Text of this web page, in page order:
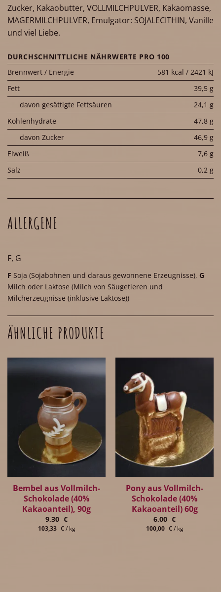
Zucker, Kakaobutter, VOLLMILCHPULVER, Kakaomasse,
MAGERMILCHPULVER, Emulgator: SOJALECITHIN, Vanille
und viel Liebe.
DURCHSCHNITTLICHE NÄHRWERTE PRO 100
Brennwert / Energie
581 kcal / 2421 kJ
Fett
39,5 g
davon gesättigte Fettsäuren
24,1 g
Kohlenhydrate
47,8 g
davon Zucker
46,9 g
Eiweiß
7,6 g
Salz
0,2 g
ALLERGENE
F, G
F Soja (Sojabohnen und daraus gewonnene Erzeugnisse), G
Milch oder Laktose (Milch von Säugetieren und
Milcherzeugnisse (inklusive Laktose))
ÄHNLICHE PRODUKTE
Bembel aus Vollmilch-
Schokolade (40%
Kakaoanteil), 90g
9,30 €
103,33 €/ kg
Pony aus Vollmilch-
Schokolade (40%
Kakaoanteil) 60g
6,00 €
100,00 €/ kg